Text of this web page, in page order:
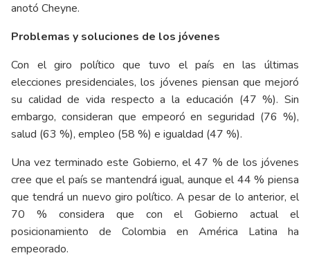
anotó Cheyne.
Problemas y soluciones de los jóvenes
Con el giro político que tuvo el país en las últimas
elecciones presidenciales, los jóvenes piensan que mejoró
su calidad de vida respecto a la educación (47 %). Sin
embargo, consideran que empeoró en seguridad (76 %),
salud (63 %), empleo (58 %) e igualdad (47 %).
Una vez terminado este Gobierno, el 47 % de los jóvenes
cree que el país se mantendrá igual, aunque el 44 % piensa
que tendrá un nuevo giro político. A pesar de lo anterior, el
70 % considera que con el Gobierno actual el
posicionamiento de Colombia en América Latina ha
empeorado.